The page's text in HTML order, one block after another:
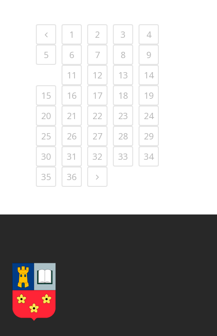
1 2 3
4
5
6 7 8
9
11 12 13
14
15
16 17 18
19
20
21 22 23
24
25
26 27 28
29
30
31 32 33
34
35
36